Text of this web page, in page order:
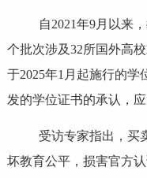
自2021年9月以来，
个批次涉及32所国外高
于2025年1月起施行的学
发的学位证书的承认，
受访专家指出，买卖
坏教育公平，损害官方